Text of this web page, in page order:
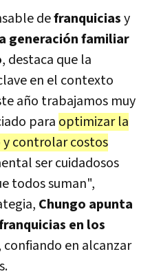
defranquiciasy
generación familiar
, destaca que la
en el contexto
año trabajamos muy
para optimizar la
controlar costos
ser cuidadosos
todos suman",
Chungo apunta
en los
confiando en alcanzar